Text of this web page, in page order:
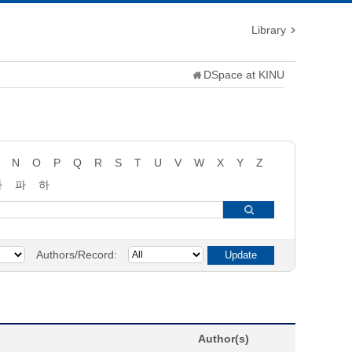
Library
DSpace at KINU
N O P Q R S T U V W X Y
Z
파
하
Authors/Record:
Author(s)